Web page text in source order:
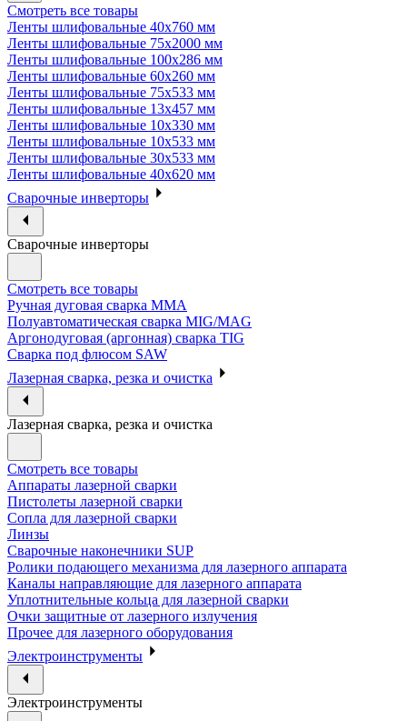
Смотреть все товары
Ленты шлифовальные 40х760 мм
Ленты шлифовальные 75х2000 мм
Ленты шлифовальные 100х286 мм
Ленты шлифовальные 60х260 мм
Ленты шлифовальные 75х533 мм
Ленты шлифовальные 13х457 мм
Ленты шлифовальные 10х330 мм
Ленты шлифовальные 10х533 мм
Ленты шлифовальные 30х533 мм
Ленты шлифовальные 40х620 мм
Сварочные инверторы
Сварочные инверторы
Смотреть все товары
Ручная дуговая сварка MMA
Полуавтоматическая сварка MIG/MAG
Аргонодуговая (аргонная) сварка TIG
Сварка под флюсом SAW
Лазерная сварка, резка и очистка
Лазерная сварка, резка и очистка
Смотреть все товары
Аппараты лазерной сварки
Пистолеты лазерной сварки
Сопла для лазерной сварки
Линзы
Сварочные наконечники SUP
Ролики подающего механизма для лазерного аппарата
Каналы направляющие для лазерного аппарата
Уплотнительные кольца для лазерной сварки
Очки защитные от лазерного излучения
Прочее для лазерного оборудования
Электроинструменты
Электроинструменты